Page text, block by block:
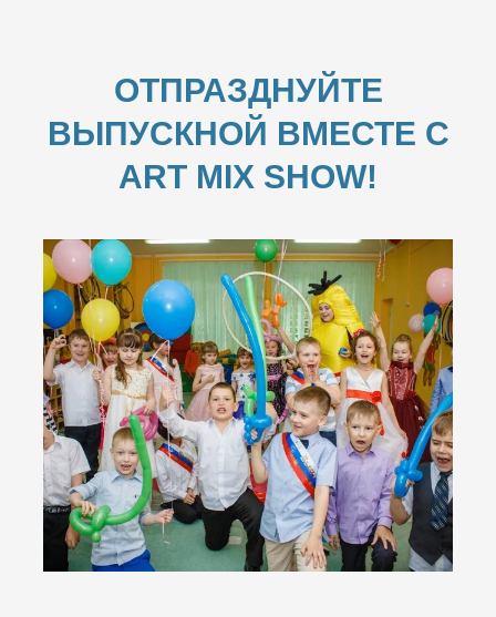
ОТПРАЗДНУЙТЕ
ВЫПУСКНОЙ ВМЕСТЕ С
ART MIX SHOW!